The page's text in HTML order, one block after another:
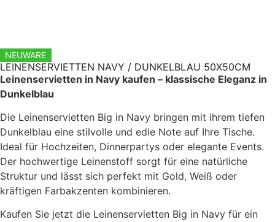
NEUWARE
LEINENSERVIETTEN NAVY / DUNKELBLAU 50X50CM
Leinenservietten in Navy kaufen – klassische Eleganz in
Dunkelblau
Die Leinenservietten Big in Navy bringen mit ihrem tiefen
Dunkelblau eine stilvolle und edle Note auf Ihre Tische.
Ideal für Hochzeiten, Dinnerpartys oder elegante Events.
Der hochwertige Leinenstoff sorgt für eine natürliche
Struktur und lässt sich perfekt mit Gold, Weiß oder
kräftigen Farbakzenten kombinieren.
Kaufen Sie jetzt die Leinenservietten Big in Navy für ein